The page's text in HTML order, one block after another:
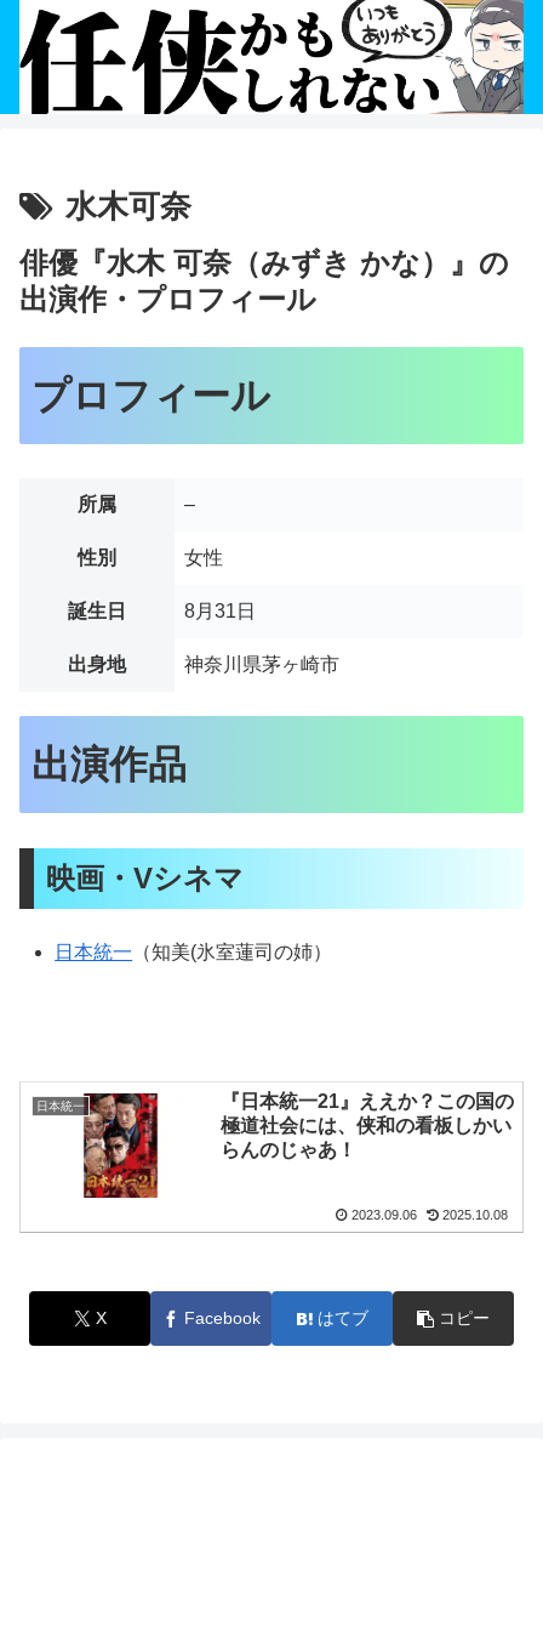
水木可奈
俳優『水木 可奈（みずき かな）』の
出演作・プロフィール
プロフィール
所属 –
性別 女性
誕生日 8月31日
出身地 神奈川県茅ヶ崎市
出演作品
映画・Vシネマ
日本統一 （知美(氷室蓮司の姉）
日本統一
『日本統一21』ええか？この国の
極道社会には、侠和の看板しかい
らんのじゃあ！
2023.09.06 2025.10.08
X Facebook はてブ コピー